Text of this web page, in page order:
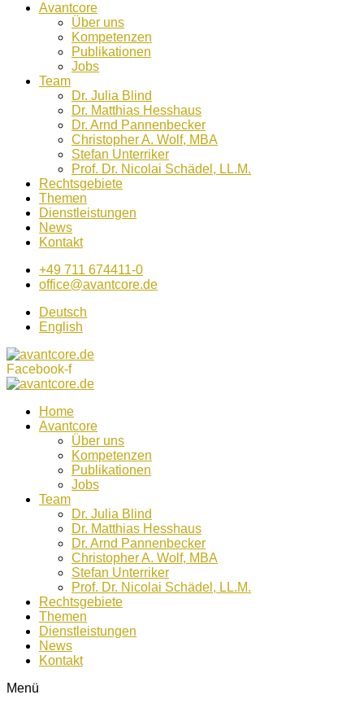
Avantcore
Über uns
Kompetenzen
Publikationen
Jobs
Team
Dr. Julia Blind
Dr. Matthias Hesshaus
Dr. Arnd Pannenbecker
Christopher A. Wolf, MBA
Stefan Unterriker
Prof. Dr. Nicolai Schädel, LL.M.
Rechtsgebiete
Themen
Dienstleistungen
News
Kontakt
+49 711 674411-0
office@avantcore.de
Deutsch
English
Facebook-f
Home
Avantcore
Über uns
Kompetenzen
Publikationen
Jobs
Team
Dr. Julia Blind
Dr. Matthias Hesshaus
Dr. Arnd Pannenbecker
Christopher A. Wolf, MBA
Stefan Unterriker
Prof. Dr. Nicolai Schädel, LL.M.
Rechtsgebiete
Themen
Dienstleistungen
News
Kontakt
Menü